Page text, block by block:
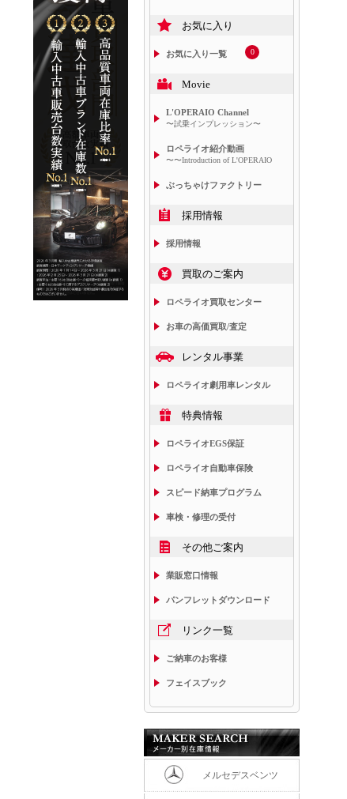
お気に入り
お気に入り一覧 0
Movie
L'OPERAIO Channel
〜試乗インプレッション〜
ロペライオ紹介動画
〜〜Introduction of L'OPERAIO
ぶっちゃけファクトリー
採用情報
採用情報
買取のご案内
ロペライオ買取センター
お車の高価買取/査定
レンタル事業
ロペライオ劇用車レンタル
特典情報
ロペライオEGS保証
ロペライオ自動車保険
スピード納車プログラム
車検・修理の受付
その他ご案内
業販窓口情報
パンフレットダウンロード
リンク一覧
ご納車のお客様
フェイスブック
メルセデスベンツ